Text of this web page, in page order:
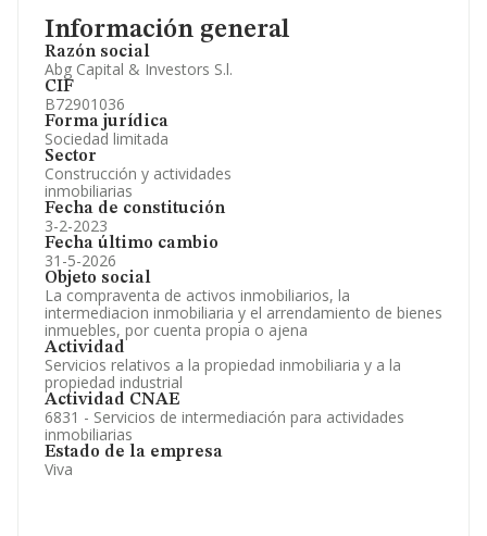
Información general
Razón social
Abg Capital & Investors S.l.
CIF
B72901036
Forma jurídica
Sociedad limitada
Sector
Construcción y actividades
inmobiliarias
Fecha de constitución
3-2-2023
Fecha último cambio
31-5-2026
Objeto social
La compraventa de activos inmobiliarios, la
intermediacion inmobiliaria y el arrendamiento de bienes
inmuebles, por cuenta propia o ajena
Actividad
Servicios relativos a la propiedad inmobiliaria y a la
propiedad industrial
Actividad CNAE
6831 - Servicios de intermediación para actividades
inmobiliarias
Estado de la empresa
Viva
Información oficial y registral complementaria.